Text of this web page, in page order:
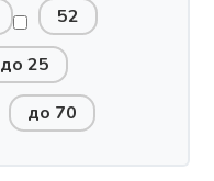
52
до 25
до 70